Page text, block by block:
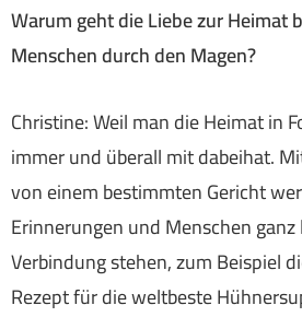
Warum geht die Liebe zur Heimat
Menschen durch den Magen?
Christine: Weil man die Heimat in
immer und überall mit dabeihat.
von einem bestimmten Gericht
Erinnerungen und Menschen
Verbindung stehen, zum Beispiel
Rezept für die weltbeste